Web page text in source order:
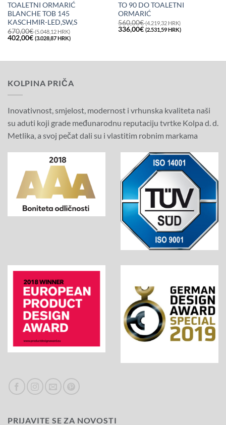
TOALETNI ORMARIĆ
BLANCHE TOB 145
KASCHMIR-LED,SW,S
670,00€(5.048,12 HRK)
Izvorna
cijena
670,00€
402,00€ (3.028,87 HRK)Trenutna
cijena
(3.028,87
TO 90 DO TOALETNI
ORMARIĆ
560,00€(4.219,32 HRK)
Izvorna
cijena
(4.219,32
336,00€ (2.531,59 HRK)Trenutna
cijena
HRK).
KOLPINA PRIČA
Inovativnost, smjelost, modernost i vrhunska kvaliteta naši
su aduti koji grade međunarodnu reputaciju tvrtke Kolpa d. d.
Metlika, a svoj pečat dali su i vlastitim robnim markama
PRIJAVITE SE ZA NOVOSTI